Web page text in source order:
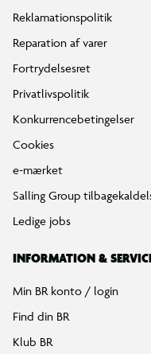
Reklamationspolitik
Reparation af varer
Fortrydelsesret
Privatlivspolitik
Konkurrencebetingelser
Cookies
e-mærket
Salling Group
Ledige jobs
INFORMATION &
Min BR konto / login
Find din BR
Klub BR